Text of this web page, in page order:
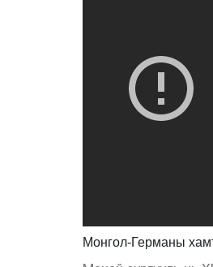
Монгол-Германы